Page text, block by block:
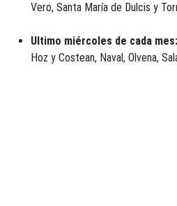
Vero, Santa María de Dulcis y
Ultimo miércoles de cada mes:
Hoz y Costean, Naval, Olvena,